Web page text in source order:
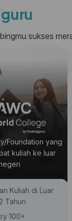
sukses
Foundation yang
kuliah ke luar
Kuliah di Luar
Tahun
100+